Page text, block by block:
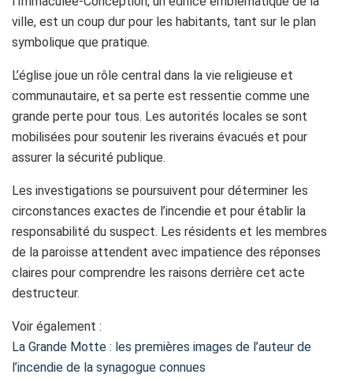
ville, est un coup dur pour les habitants, tant sur le plan
symbolique que pratique.
L’église joue un rôle central dans la vie religieuse et
communautaire, et sa perte est ressentie comme une
grande perte pour tous. Les autorités locales se sont
mobilisées pour soutenir les riverains évacués et pour
assurer la sécurité publique.
Les investigations se poursuivent pour déterminer les
circonstances exactes de l’incendie et pour établir la
responsabilité du suspect. Les résidents et les membres
de la paroisse attendent avec impatience des réponses
claires pour comprendre les raisons derrière cet acte
destructeur.
Voir également :
La Grande Motte : les premières images de l’auteur de
l’incendie de la synagogue connues